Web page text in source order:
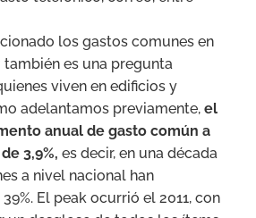
los gastos comunes en
es una pregunta
viven en edificios y
adelantamos previamente, el
anual de gasto común a
3,9%, es decir, en una década
a nivel nacional han
El peak ocurrió el 2011, con